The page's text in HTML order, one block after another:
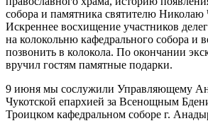
собора и памятника святителю Николаю
Искреннее восхищение участников
на колокольню кафедрального собора и
позвонить в колокола. По окончании
вручил гостям памятные подарки.
9 июня мы сослужили Управляющему
Чукотской епархией за Всенощным
Троицком кафедральном соборе г.